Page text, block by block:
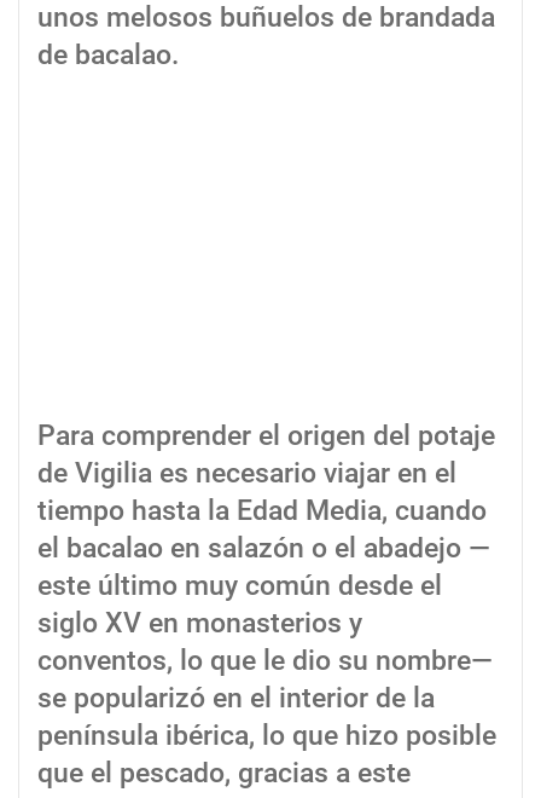
unos melosos buñuelos de brandada
de bacalao.
Para comprender el origen del potaje
de Vigilia es necesario viajar en el
tiempo hasta la Edad Media, cuando
el bacalao en salazón o el abadejo —
este último muy común desde el
siglo XV en monasterios y
conventos, lo que le dio su nombre—
se popularizó en el interior de la
península ibérica, lo que hizo posible
que el pescado, gracias a este